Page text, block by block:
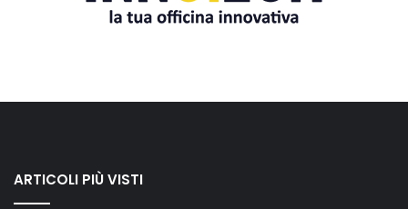
ARTICOLI PIÙ VISTI